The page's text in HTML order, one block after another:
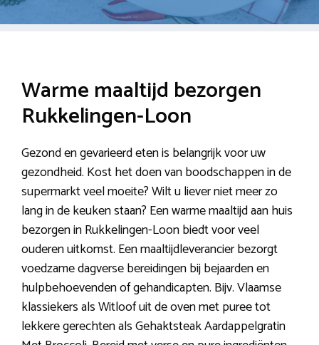
Warme maaltijd bezorgen
Rukkelingen-Loon
Gezond en gevarieerd eten is belangrijk voor uw
gezondheid. Kost het doen van boodschappen in de
supermarkt veel moeite? Wilt u liever niet meer zo
lang in de keuken staan? Een warme maaltijd aan huis
bezorgen in Rukkelingen-Loon biedt voor veel
ouderen uitkomst. Een maaltijdleverancier bezorgt
voedzame dagverse bereidingen bij bejaarden en
hulpbehoevenden of gehandicapten. Bijv. Vlaamse
klassiekers als Witloof uit de oven met puree tot
lekkere gerechten als Gehaktsteak Aardappelgratin